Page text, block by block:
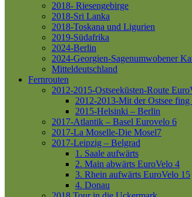
2018- Riesengebirge
2018-Sri Lanka
2018-Toskana und Ligurien
2019-Südafrika
2024-Berlin
2024-Georgien-Sagenumwobener
Mitteldeutschland
Fernrouten
2012-2015-Ostseeküsten-Route
2012-2013-Mit der Ostsee fing
2015-Helsinki – Berlin
2017-Atlantik – Basel Eurovelo 6
2017-La Moselle-Die Mosel7
2017-Leipzig – Belgrad
1. Saale aufwärts
2. Main abwärts EuroVelo 4
3. Rhein aufwärts EuroVelo 15
4. Donau